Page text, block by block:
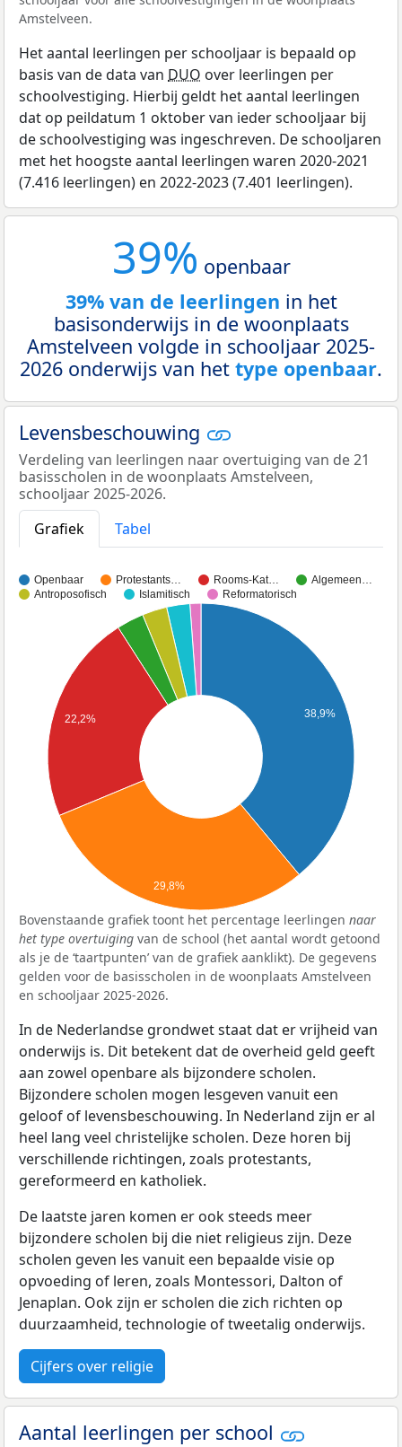
Amstelveen.
Het aantal leerlingen per schooljaar is bepaald op
basis van de data van DUO over leerlingen per
schoolvestiging. Hierbij geldt het aantal leerlingen
dat op peildatum 1 oktober van ieder schooljaar bij
de schoolvestiging was ingeschreven. De schooljaren
met het hoogste aantal leerlingen waren 2020-2021
(7.416 leerlingen) en 2022-2023 (7.401 leerlingen).
39% openbaar
39% van de leerlingen in het
basisonderwijs in de woonplaats
Amstelveen volgde in schooljaar 2025-
2026 onderwijs van het type openbaar.
Levensbeschouwing
Verdeling van leerlingen naar overtuiging van de 21
basisscholen in de woonplaats Amstelveen,
schooljaar 2025-2026.
Grafiek
Tabel
Openbaar Protestants… Rooms-Kat…
Algemeen…
Antroposofisch
Islamitisch Reformatorisch
38,9%
22,2%
29,8%
Bovenstaande grafiek toont het percentage leerlingen naar
het type overtuiging van de school (het aantal wordt getoond
als je de ‘taartpunten’ van de grafiek aanklikt). De gegevens
gelden voor de basisscholen in de woonplaats Amstelveen
en schooljaar 2025-2026.
In de Nederlandse grondwet staat dat er vrijheid van
onderwijs is. Dit betekent dat de overheid geld geeft
aan zowel openbare als bijzondere scholen.
Bijzondere scholen mogen lesgeven vanuit een
geloof of levensbeschouwing. In Nederland zijn er al
heel lang veel christelijke scholen. Deze horen bij
verschillende richtingen, zoals protestants,
gereformeerd en katholiek.
De laatste jaren komen er ook steeds meer
bijzondere scholen bij die niet religieus zijn. Deze
scholen geven les vanuit een bepaalde visie op
opvoeding of leren, zoals Montessori, Dalton of
Jenaplan. Ook zijn er scholen die zich richten op
duurzaamheid, technologie of tweetalig onderwijs.
Cijfers over religie
Aantal leerlingen per school